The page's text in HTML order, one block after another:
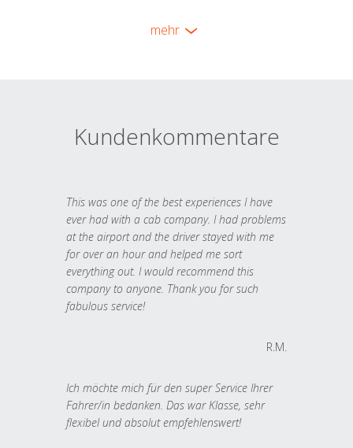
mehr
Kundenkommentare
This was one of the best experiences I have
ever had with a cab company. I had problems
at the airport and the driver stayed with me
for over an hour and helped me sort
everything out. I would recommend this
company to anyone. Thank you for such
fabulous service!
R.M.
Ich möchte mich für den super Service Ihrer
Fahrer/in bedanken. Das war Klasse, sehr
flexibel und absolut empfehlenswert!